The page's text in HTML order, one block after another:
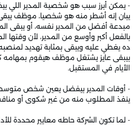
- يمكن أبرز سبب هو شخصية المدير
يبان إنه أشطر منه هو شخصيا، موظف يبقى
مبدعة أفضل من المدير نفسه، أو يبقى
بالفعل أكبر وأوسع من المدير، لأن وقتها
ده يغطي عليه ويبقى بمثابة تهديد
بيبقى عايز يشتغل موظف هيقوم
الأيام في المستقبل.
- أوقات المدير بيفضل يعين شخص متوسط
ينفذ المطلوب منه من غير شكوى أو
- لما تكون الشركة حاطه معايير محددة